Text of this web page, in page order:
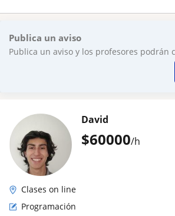
Publica un aviso
Publica un aviso y los profesores podrán
$60000/h
David
Clases on line
Programación